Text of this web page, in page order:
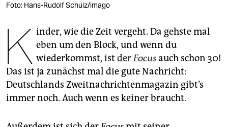
abo
genossenschaft
epaper login
Foto: Hans-Rudolf Schulz/imago
K inder, wie die Zeit vergeht. Da gehste mal
eben um den Block, und wenn du
wiederkommst, ist derFocusauch schon 30!
Das ist ja zunächst mal die gute Nachricht:
Deutschlands Zweitnachrichtenmagazin gibt’s
immer noch. Auch wenn es keiner braucht.